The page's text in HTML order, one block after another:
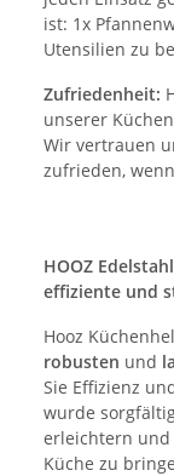
ist: 1x
Utensilien zu
Zufriedenheit:
unserer
Wir vertrauen
zufrieden,
HOOZ
effiziente und
Hooz
robusten und
Sie Effizienz
wurde
erleichtern und
Küche zu